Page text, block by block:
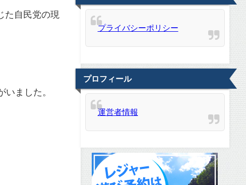
た自民党の現
ました。
プライバシーポリシー
プロフィール
運営者情報